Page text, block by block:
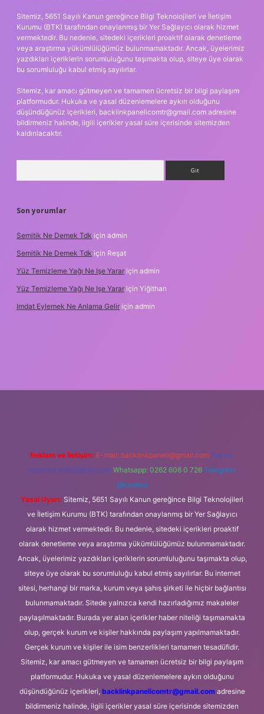
Sitemiz, 5651 Sayılı Kanun gereğince Bilgi Teknolojileri ve İletişim
Kurumu (BTK) tarafından onaylanmış bir Yer Sağlayıcı olarak hizmet
vermektedir. Bu nedenle, sitedeki içerikleri proaktif olarak denetleme
veya araştırma yükümlülüğümüz bulunmamaktadır. Ancak, üyelerimiz
yazdıkları içeriklerin sorumluluğunu taşımakta olup, siteye üye olarak
bu sorumluluğu kabul etmiş sayılırlar.
Sitemiz, kar amacı gütmeyen ve tamamen ücretsiz bir bilgi paylaşım
platformudur. Hukuka ve yasal düzenlemelere aykırı olduğunu
düşündüğünüz içerikleri, backlinkpanelicomtr@gmail.com adresine
bildirmeniz halinde, ilgili içerikler yasal süre içerisinde sitemizden
kaldırılacaktır.
Son yorumlar
Semitik Ne Demek Tdk için admin
Semitik Ne Demek Tdk için Reşat
Yüz Temizleme Yağı Ne Işe Yarar için admin
Yüz Temizleme Yağı Ne Işe Yarar için Yiğithan
Imdat Eylemek Ne Anlama Gelir için admin
Reklam ve İletişim: E-mail: backlinkpaneli@gmail.com Teams:
forumhizmeti@gmail.com Whatsapp: 0262 606 0 726 Telegram:
@karabul
Yasal Uyarı: Sitemiz, 5651 Sayılı Kanun gereğince Bilgi Teknolojileri
ve İletişim Kurumu (BTK) tarafından onaylanmış bir Yer Sağlayıcı
olarak hizmet vermektedir. Bu nedenle, sitedeki içerikleri proaktif
olarak denetleme veya araştırma yükümlülüğümüz bulunmamaktadır.
Ancak, üyelerimiz yazdıkları içeriklerin sorumluluğunu taşımakta olup,
siteye üye olarak bu sorumluluğu kabul etmiş sayılırlar. Bu internet
sitesi, herhangi bir marka, kurum veya şahıs şirketi ile hiçbir bağlantısı
bulunmamaktadır. Sitede yalnızca kendi hazırladığımız makaleler
paylaşılmaktadır. Burada yer alan içerikler haber niteliği taşımamakta
olup, gerçek kurum ve kişiler hakkında paylaşım yapılmamaktadır.
Gerçek kurum ve kişiler ile isim benzerlikleri tamamen tesadüfidir.
Sitemiz, kar amacı gütmeyen ve tamamen ücretsiz bir bilgi paylaşım
platformudur. Hukuka ve yasal düzenlemelere aykırı olduğunu
düşündüğünüz içerikleri, backlinkpanelicomtr@gmail.comadresine
bildirmeniz halinde, ilgili içerikler yasal süre içerisinde sitemizden